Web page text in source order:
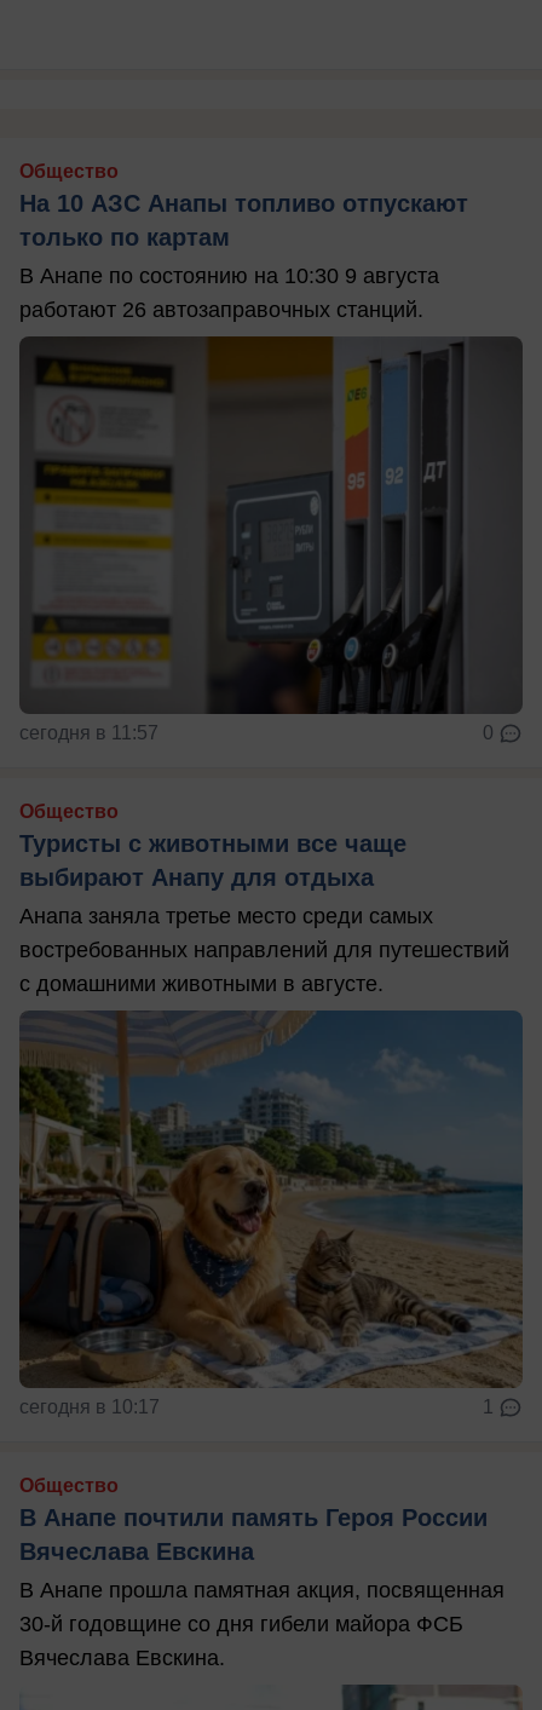
Общество
На 10 АЗС Анапы топливо отпускают
только по картам
В Анапе по состоянию на 10:30 9 августа
работают 26 автозаправочных станций.
сегодня в 11:57 0
Общество
Туристы с животными все чаще
выбирают Анапу для отдыха
Анапа заняла третье место среди самых
востребованных направлений для путешествий
с домашними животными в августе.
сегодня в 10:17 1
Общество
В Анапе почтили память Героя России
Вячеслава Евскина
В Анапе прошла памятная акция, посвященная
30-й годовщине со дня гибели майора ФСБ
Вячеслава Евскина.